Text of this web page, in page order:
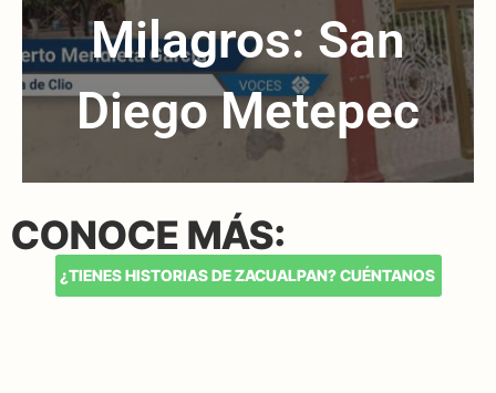
Milagros: San
Diego Metepec
CONOCE MÁS:
¿TIENES HISTORIAS DE ZACUALPAN? CUÉNTANOS